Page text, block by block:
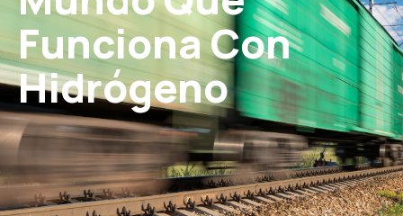
Funciona Con
Hidrógeno